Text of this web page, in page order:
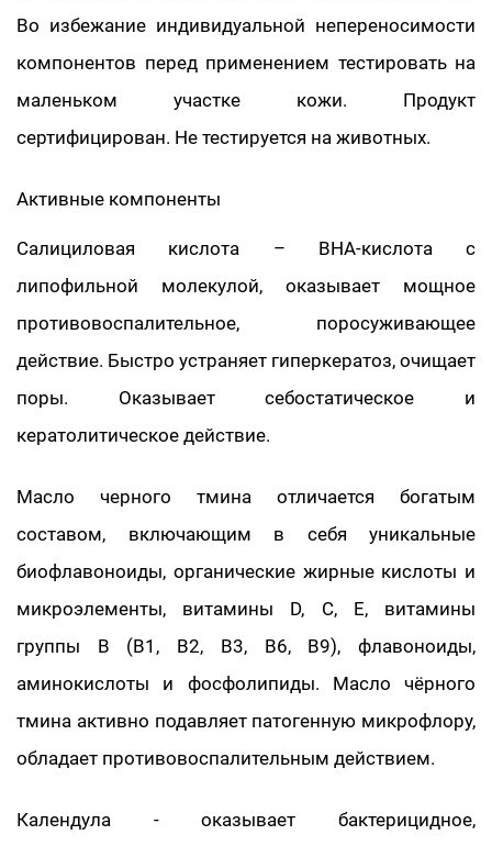
Во избежание индивидуальной непереносимости
компонентов перед применением тестировать на
маленьком участке кожи. Продукт
сертифицирован. Не тестируется на животных.
Активные компоненты
Салициловая кислота – BHA-кислота с
липофильной молекулой, оказывает мощное
противовоспалительное, поросуживающее
действие. Быстро устраняет гиперкератоз, очищает
поры. Оказывает себостатическое и
кератолитическое действие.
Масло черного тмина отличается богатым
составом, включающим в себя уникальные
биофлавоноиды, органические жирные кислоты и
микроэлементы, витамины D, С, Е, витамины
группы B (B1, B2, B3, B6, B9), флавоноиды,
аминокислоты и фосфолипиды. Масло чёрного
тмина активно подавляет патогенную микрофлору,
обладает противовоспалительным действием.
Календула - оказывает бактерицидное,